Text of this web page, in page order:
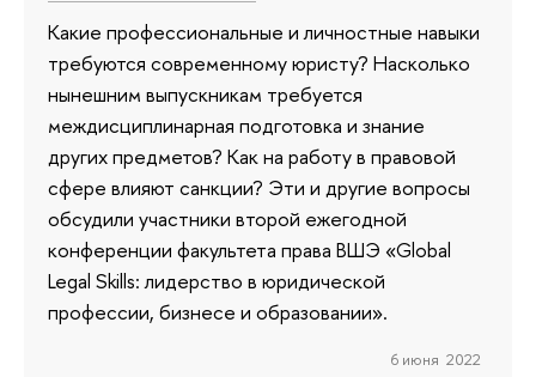
Какие профессиональные и личностные навыки
требуются современному юристу? Насколько
нынешним выпускникам требуется
междисциплинарная подготовка и знание
других предметов? Как на работу в правовой
сфере влияют санкции? Эти и другие вопросы
обсудили участники второй ежегодной
конференции факультета права ВШЭ «Global
Legal Skills: лидерство в юридической
профессии, бизнесе и образовании».
6 июня 2022